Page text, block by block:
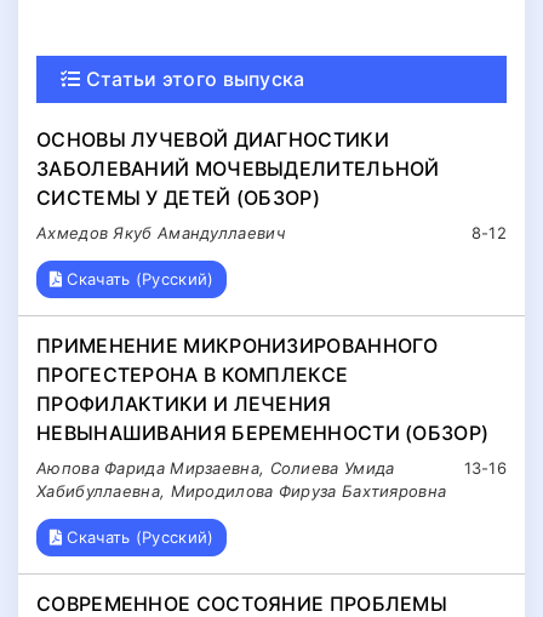
Статьи этого выпуска
ОСНОВЫ ЛУЧЕВОЙ ДИАГНОСТИКИ
ЗАБОЛЕВАНИЙ МОЧЕВЫДЕЛИТЕЛЬНОЙ
СИСТЕМЫ У ДЕТЕЙ (ОБЗОР)
8-12
Ахмедов Якуб Амандуллаевич
Скачать (Русский)
ПРИМЕНЕНИЕ МИКРОНИЗИРОВАННОГО
ПРОГЕСТЕРОНА В КОМПЛЕКСЕ
ПРОФИЛАКТИКИ И ЛЕЧЕНИЯ
НЕВЫНАШИВАНИЯ БЕРЕМЕННОСТИ (ОБЗОР)
13-16
Аюпова Фарида Мирзаевна, Солиева Умида
Хабибуллаевна, Миродилова Фируза Бахтияровна
Скачать (Русский)
СОВРЕМЕННОЕ СОСТОЯНИЕ ПРОБЛЕМЫ